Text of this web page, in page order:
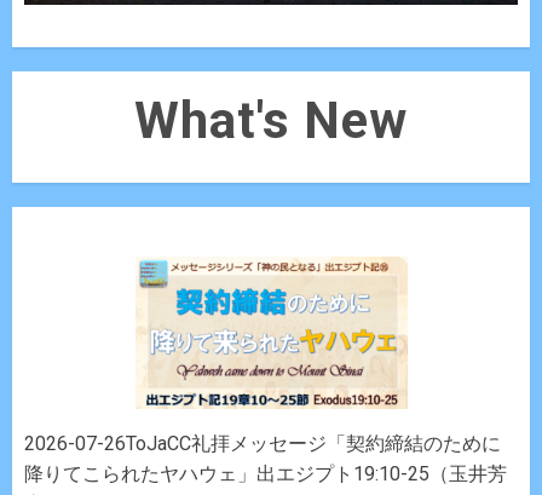
What's New
2026-07-26ToJaCC礼拝メッセージ「契約締結のために
降りてこられたヤハウェ」出エジプト19:10-25（玉井芳